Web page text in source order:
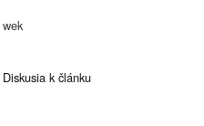
wek
Diskusia k článku